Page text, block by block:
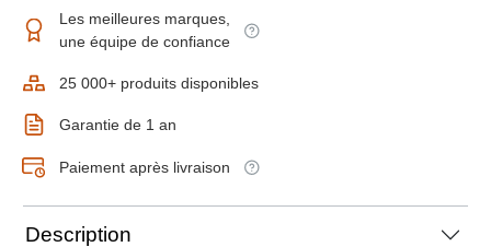
Les meilleures marques,
une équipe de confiance
25 000+ produits disponibles
Garantie de 1 an
Paiement après livraison
Description